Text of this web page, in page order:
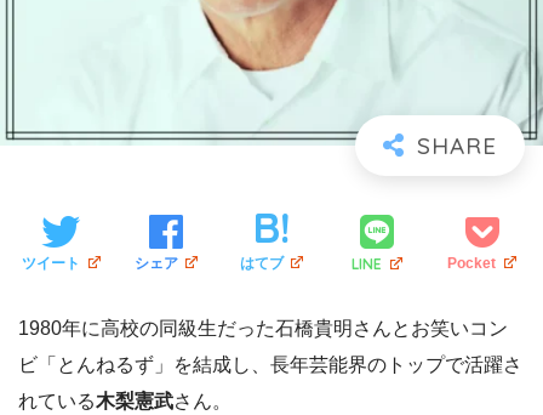
ツイート シェア はてブ LINE Pocket
1980年に高校の同級生だった石橋貴明さんとお笑いコン
ビ「とんねるず」を結成し、長年芸能界のトップで活躍さ
れている木梨憲武さん。